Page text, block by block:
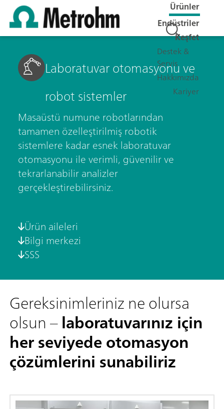
Ürünler
Endüstriler
Keşfet
Destek &
Servis
Hakkımızda
Kariyer
Laboratuvar otomasyonu ve
robot sistemler
Masaüstü numune robotlarından
tamamen özelleştirilmiş robotik
sistemlere kadar esnek laboratuvar
otomasyonu ile verimli, güvenilir ve
tekrarlanabilir analizler
gerçekleştirebilirsiniz.
Ürün aileleri
Bilgi merkezi
SSS
Gereksinimleriniz ne olursa
olsun –laboratuvarınız için
her seviyede otomasyon
çözümlerini sunabiliriz